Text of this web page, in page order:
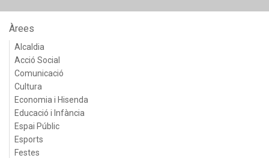
Àrees
Alcaldia
Acció Social
Comunicació
Cultura
Economia i Hisenda
Educació i Infància
Espai Públic
Esports
Festes